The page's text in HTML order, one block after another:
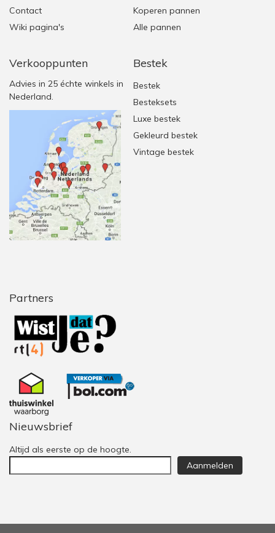
Contact
Wiki pagina's
Verkooppunten
Advies in 25 échte winkels in
Nederland.
Koperen pannen
Alle pannen
Bestek
Bestek
Besteksets
Luxe bestek
Gekleurd bestek
Vintage bestek
Partners
Nieuwsbrief
Altijd als eerste op de hoogte.
Aanmelden